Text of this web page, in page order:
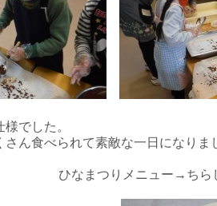
でした。
さん食べられて素敵な一日になりま
ひなまつりメニュー→ち